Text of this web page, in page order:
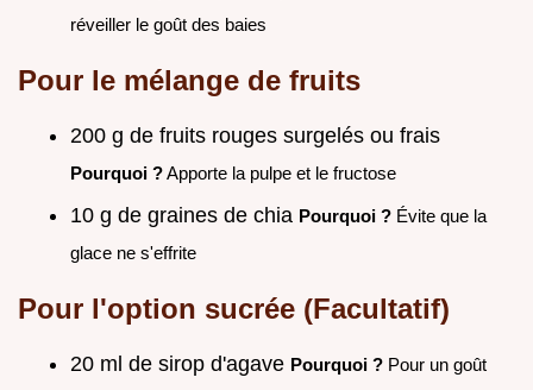
réveiller le goût des baies
Pour le mélange de fruits
200 g de fruits rouges surgelés ou frais
Pourquoi ?Apporte la pulpe et le fructose
10 g de graines de chia Pourquoi ? Évite que la
glace ne s'effrite
Pour l'option sucrée (Facultatif)
20 ml de sirop d'agave Pourquoi ? Pour un goût